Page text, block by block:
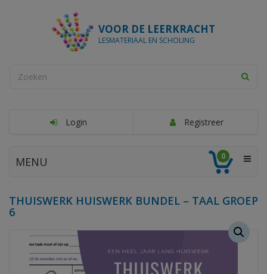
VOOR DE LEERKRACHT
LESMATERIAAL EN SCHOLING
Login Registreer
MENU 0
THUISWERK HUISWERK BUNDEL – TAAL GROEP
6